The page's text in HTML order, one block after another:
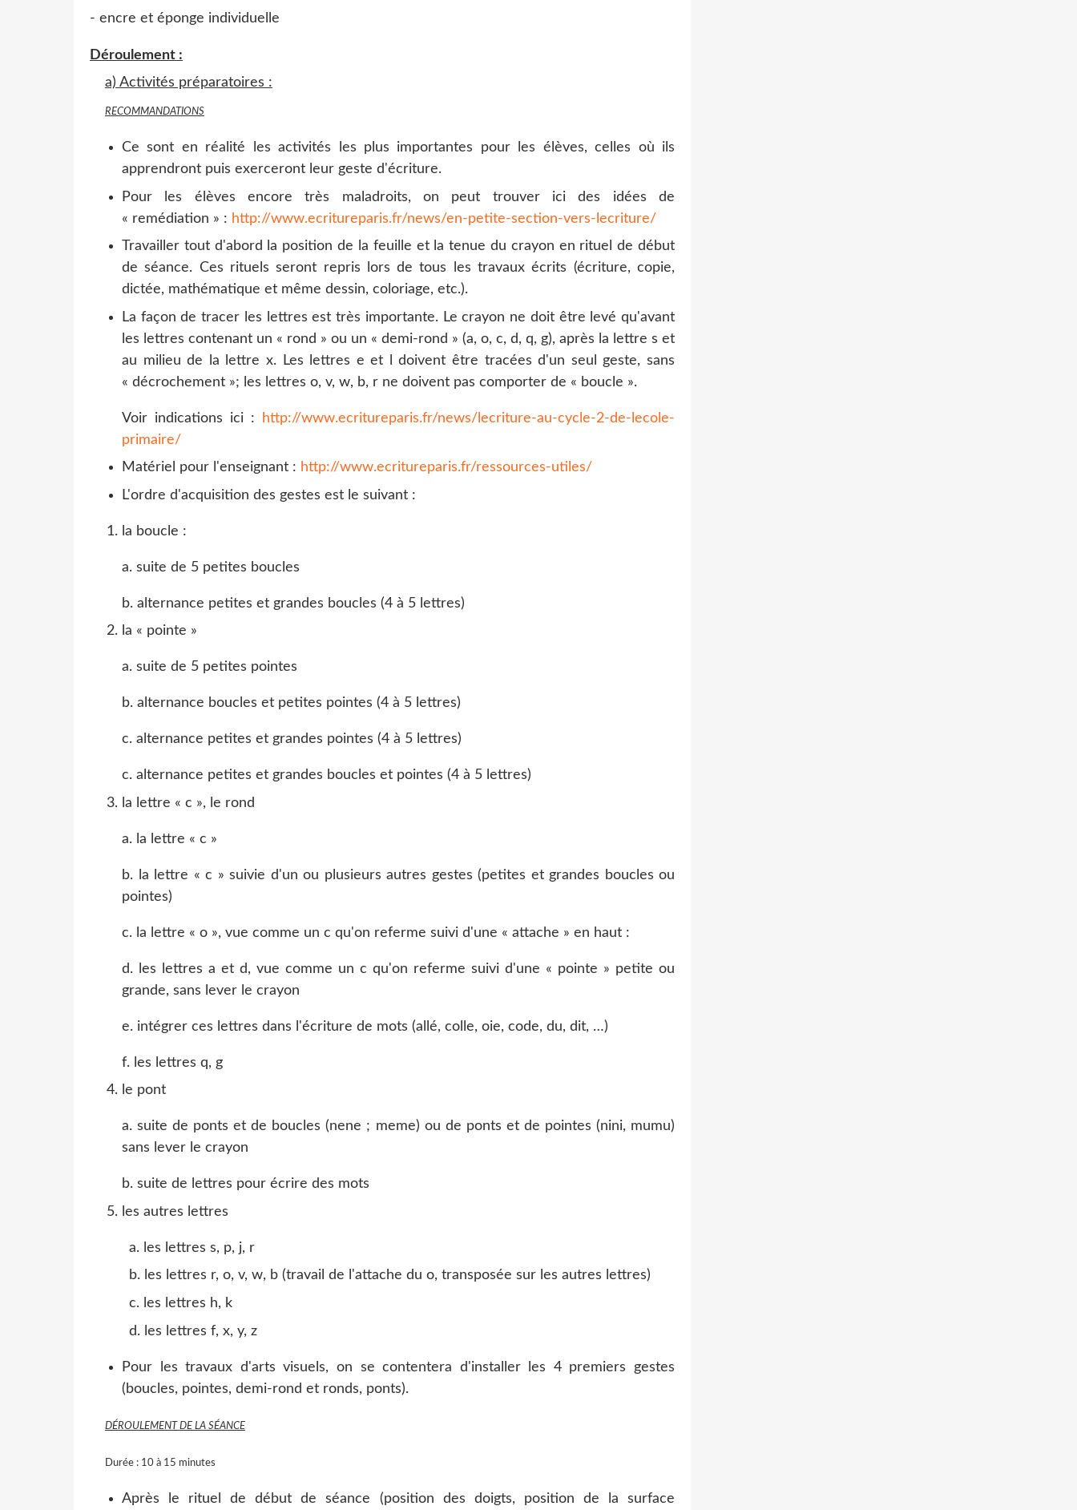
- encre et éponge individuelle
Déroulement :
a) Activités préparatoires :
RECOMMANDATIONS
Ce sont en réalité les activités les plus importantes pour les élèves, celles où ils
apprendront puis exerceront leur geste d'écriture.
Pour les élèves encore très maladroits, on peut trouver ici des idées de
« remédiation » : http://www.ecritureparis.fr/news/en-petite-section-vers-lecriture/
Travailler tout d'abord la position de la feuille et la tenue du crayon en rituel de début
de séance. Ces rituels seront repris lors de tous les travaux écrits (écriture, copie,
dictée, mathématique et même dessin, coloriage, etc.).
La façon de tracer les lettres est très importante. Le crayon ne doit être levé qu'avant
les lettres contenant un « rond » ou un « demi-rond » (a, o, c, d, q, g), après la lettre s et
au milieu de la lettre x. Les lettres e et l doivent être tracées d'un seul geste, sans
« décrochement »; les lettres o, v, w, b, r ne doivent pas comporter de « boucle ».
Voir indications ici :
http://www.ecritureparis.fr/news/lecriture-au-cycle-2-de-lecole-
primaire/
Matériel pour l'enseignant : http://www.ecritureparis.fr/ressources-utiles/
L'ordre d'acquisition des gestes est le suivant :
la boucle :
a. suite de 5 petites boucles
b. alternance petites et grandes boucles (4 à 5 lettres)
la « pointe »
a. suite de 5 petites pointes
b. alternance boucles et petites pointes (4 à 5 lettres)
c. alternance petites et grandes pointes (4 à 5 lettres)
c. alternance petites et grandes boucles et pointes (4 à 5 lettres)
la lettre « c », le rond
a. la lettre « c »
b. la lettre « c » suivie d'un ou plusieurs autres gestes (petites et grandes boucles ou
pointes)
c. la lettre « o », vue comme un c qu'on referme suivi d'une « attache » en haut :
d. les lettres a et d, vue comme un c qu'on referme suivi d'une « pointe » petite ou
grande, sans lever le crayon
e. intégrer ces lettres dans l'écriture de mots (allé, colle, oie, code, du, dit, …)
f. les lettres q, g
le pont
a. suite de ponts et de boucles (nene ; meme) ou de ponts et de pointes (nini, mumu)
sans lever le crayon
b. suite de lettres pour écrire des mots
les autres lettres
a. les lettres s, p, j, r
b. les lettres r, o, v, w, b (travail de l'attache du o, transposée sur les autres lettres)
c. les lettres h, k
d. les lettres f, x, y, z
Pour les travaux d'arts visuels, on se contentera d'installer les 4 premiers gestes
(boucles, pointes, demi-rond et ronds, ponts).
DÉROULEMENT DE LA SÉANCE
Durée : 10 à 15 minutes
Après le rituel de début de séance (position des doigts, position de la surface